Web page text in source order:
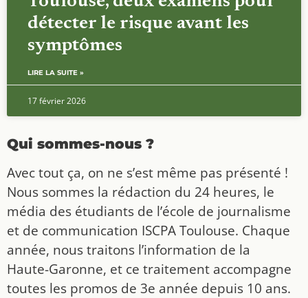
détecter le risque avant les
symptômes
LIRE LA SUITE »
17 février 2026
Qui sommes-nous ?
Avec tout ça, on ne s’est même pas présenté !
Nous sommes la rédaction du 24 heures, le
média des étudiants de l’école de journalisme
et de communication ISCPA Toulouse. Chaque
année, nous traitons l’information de la
Haute-Garonne, et ce traitement accompagne
toutes les promos de 3e année depuis 10 ans.